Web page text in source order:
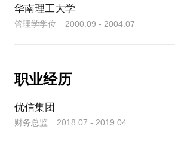
华南理工大学
管理学学位 2000.09 - 2004.07
职业经历
优信集团
财务总监 2018.07 - 2019.04